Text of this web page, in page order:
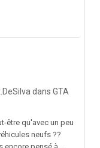
dans GTA
être qu'avec un peu
neufs ??